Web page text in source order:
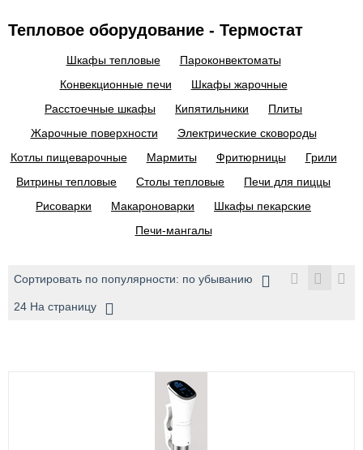
Тепловое оборудование - Термостат
Шкафы тепловые
Пароконвектоматы
Конвекционные печи
Шкафы жарочные
Расстоечные шкафы
Кипятильники
Плиты
Жарочные поверхности
Электрические сковороды
Котлы пищеварочные
Мармиты Фритюрницы
Грили
Витрины тепловые
Столы тепловые
Печи для пиццы
Рисоварки
Макароноварки
Шкафы пекарские
Печи-мангалы
Сортировать по популярности: по убыванию
24 На страницу